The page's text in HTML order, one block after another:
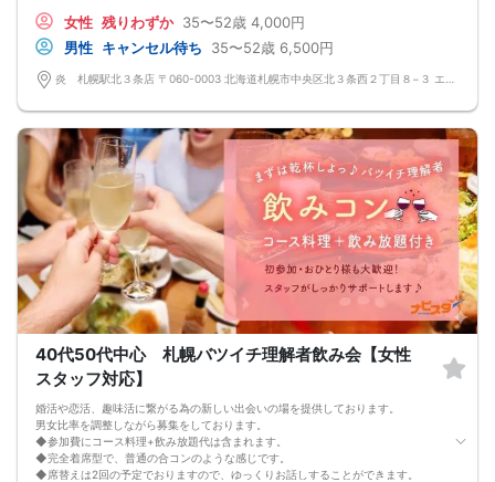
換しておいてください。
最大人数・最少人数について
◆最少開催人数 男性2名・女性2名になります。
◆最大募集人数 男性10名・女性10名になります。
※但し、企画により変動する場合がございます。
集まり方は運営側も予測できない部分はございます。
楽しい会かどうかは、参加人数より、その時に参加される方の相性や人柄など要
素が大きいです。
結局は、運次第のところはございます。
◆最少催行人数に満たない場合 開催前日23時までに最少催行人数に届かなかった
場合は開催中止とさせていただきます。
また天候や状況などにより中止されることがございます。
◆中止判断タイミングは開始前日の23時となりますが、申込者の直前のキャンセ
ルにより、直前でも中止になる場合もございます。
中止時も交通費など保証はございません。
◆ご予約の操作と同時に上述の注意事項に同意したものと致します。
コース料理
◆紅白えびせん
◆枝豆
◆生つくね塩ちゃんこ鍋
◆自家製鍋つくね、讃岐うどん
◆大根サラダ
◆フライドポテト
◆名物！生つくね串
◆こだわりの塩ザンギ
女性 残りわずか 35〜52歳 4,000円
男性 キャンセル待ち 35〜52歳 6,500円
40代50代中心 札幌バツイチ理解者飲み会【女性
スタッフ対応】
婚活や恋活、趣味活に繋がる為の新しい出会いの場を提供しております。
男女比率を調整しながら募集をしております。
◆参加費にコース料理+飲み放題代は含まれます。
◆完全着席型で、普通の合コンのような感じです。
◆席替えは2回の予定でおりますので、ゆっくりお話しすることができます。